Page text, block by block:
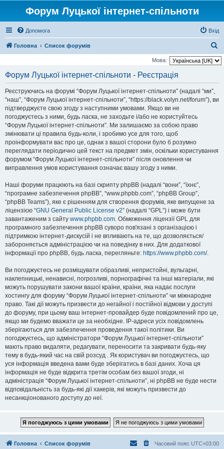
Форум Луцької інтернет-спільноти
Допомога Вхід
Головна Список форумів
о
Мова:
Форум Луцької інтернет-спільноти - Реєстрація
Реєструючись на форумі “Форум Луцької інтернет-спільноти” (надалі “ми”,
“наш”, “Форум Луцької інтернет-спільноти”, “https://black.volyn.net/forum”), ви
підтверджуєте свою згоду з наступними умовами. Якщо ви не
погоджуєтесь з ними, будь ласка, не заходьте і/або не користуйтесь
“Форум Луцької інтернет-спільноти”. Ми залишаємо за собою право
змінювати ці правила будь-коли, і зробимо усе для того, щоб
проінформувати вас про це, однак з вашої сторони було б розумно
переглядати періодично цей текст на предмет змін, оскільки користування
форумом “Форум Луцької інтернет-спільноти” після оновлення чи
виправлення умов користування означає вашу згоду з ними.
Наші форуми працюють на базі скрипту phpBB (надалі “вони”, “їхнє”,
“програмне забезпечення phpBB”, “www.phpbb.com”, “phpBB Group”,
“phpBB Teams”), яке є рішенням для створення форумів, яке випущене за
ліцензією “GNU General Public License v2” (надалі “GPL”) і може бути
завантаженим з сайту www.phpbb.com. Обмеження ліцензії GPL для
програмного забезпечення phpBB суворо пов'язані з організацією і
підтримкою інтернет-дискусій і не впливають на те, що дозволяється/
забороняється адміністрацією чи на поведінку в них. Для додаткової
інформації про phpBB, будь ласка, перегляньте: https://www.phpbb.com/.
Ви погоджуєтесь не розміщувати образливі, непристойні, вульгарні,
наклепницькі, ненависні, погрозливі, порнографічні та інші матеріали, які
можуть порушувати закони вашої країни, країни, яка надає послуги
хостингу для форуму “Форум Луцької інтернет-спільноти” чи міжнародне
право. Такі дії можуть призвести до негайної і постійної відмови у доступі
до форуму, при цьому ваш інтернет-провайдер буде повідомлений про це,
якщо ми будемо вважати це за необхідне. IP-адреси усіх повідомлень
зберігаються для забезпечення проведення такої політики. Ви
погоджуєтесь, що адміністратори “Форум Луцької інтернет-спільноти”
мають право видаляти, редагувати, переносити та закривати будь-яку
тему в будь-який час на свій розсуд . Як користувач ви погоджуєтесь, що
уся інформація введена вами буде зберігатись в базі даних. Хоча ця
інформація не буде відкрита третім особам без вашої згоди, ні
адміністрація “Форум Луцької інтернет-спільноти”, ні phpBB не буде нести
відповідальність за будь-які дії хакерів, які можуть призвести до
несанкціонованого доступу до неї.
Головна Список форумів Часовий пояс UTC+03:00